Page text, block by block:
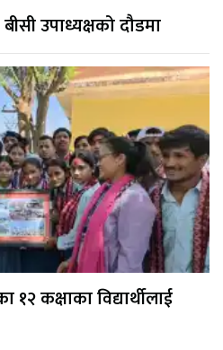
उपाध्यक्षको दौडमा
कक्षाका विद्यार्थीलाई